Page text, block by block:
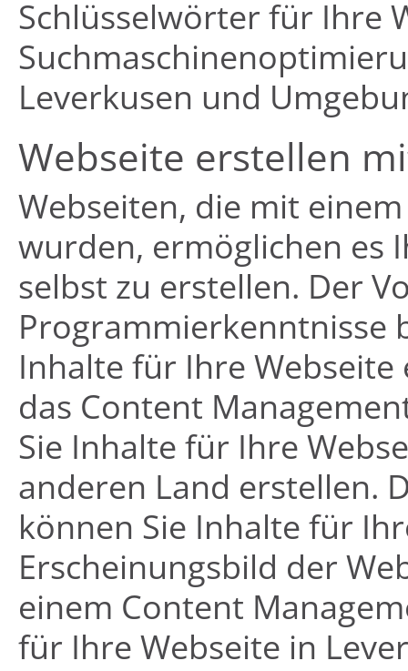
Schlüsselwörter für Ihre
Leverkusen und
Webseite erstellen
Webseiten, die mit
wurden, ermöglichen es
selbst zu erstellen. Der
Programmierkenntnisse
Inhalte für Ihre
das Content
Sie Inhalte für Ihre
anderen Land erstellen.
können Sie Inhalte für
Erscheinungsbild der
einem Content
für Ihre Webseite in